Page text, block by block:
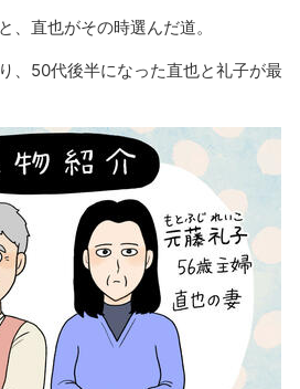
、直也がその時選んだ道。
、50代後半になった直也と礼子が最